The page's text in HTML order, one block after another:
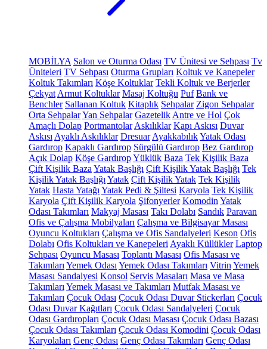
MOBİLYA Salon ve Oturma Odası TV Ünitesi ve Sehpası Tv
Üniteleri TV Sehpası Oturma Grupları Koltuk ve Kanepeler
Koltuk Takımları Köşe Koltuklar Tekli Koltuk ve Berjerler
Çekyat Armut Koltuklar Masaj Koltuğu Puf Bank ve
Benchler Sallanan Koltuk Kitaplık Sehpalar Zigon Sehpalar
Orta SehpalarYan Sehpalar Gazetelik Antre ve Hol Çok
Amaçlı Dolap Portmantolar Askılıklar Kapı Askısı Duvar
Askısı Ayaklı Askılıklar Dresuar AyakkabılıkYatak Odası
Gardırop Kapaklı Gardırop Sürgülü Gardırop Bez Gardırop
Açık Dolap Köşe GardıropYüklük Baza Tek Kişilik Baza
Çift Kişilik Baza Yatak Başlığı Çift Kişilik Yatak Başlığı Tek
Kişilik Yatak Başlığı Yatak Çift Kişilik Yatak Tek Kişilik
Yatak Hasta Yatağı Yatak Pedi & Şiltesi Karyola Tek Kişilik
Karyola Çift Kişilik Karyola Şifonyerler Komodin Yatak
Odası Takımları Makyaj Masası Takı Dolabı Sandık Paravan
Ofis ve Çalışma Mobilyaları Çalışma ve Bilgisayar Masası
Oyuncu Koltukları Çalışma ve Ofis Sandalyeleri Keson Ofis
Dolabı Ofis Koltukları ve Kanepeleri Ayaklı Küllükler Laptop
Sehpası Oyuncu Masası Toplantı Masası Ofis Masası ve
Takımları Yemek Odası Yemek Odası Takımları Vitrin Yemek
Masası Sandalyesi Konsol Servis Masaları Masa ve Masa
Takımları Yemek Masası ve Takımları Mutfak Masası ve
Takımları Çocuk Odası Çocuk Odası Duvar Stickerları Çocuk
Odası Duvar Kağıtları Çocuk Odası Sandalyeleri Çocuk
Odası Gardıropları Çocuk Odası Masası Çocuk Odası Bazası
Çocuk Odası Takımları Çocuk Odası Komodini Çocuk Odası
Karyolaları Genç Odası Genç Odası Takımları Genç Odası